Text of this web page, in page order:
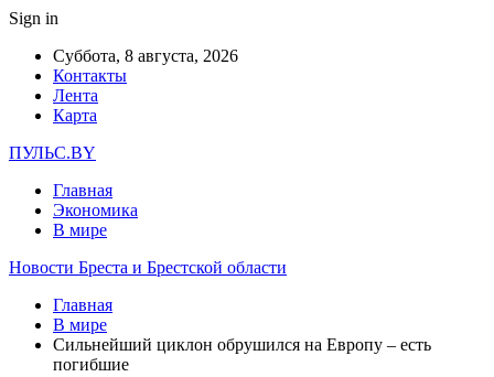
Sign in
Суббота, 8 августа, 2026
Контакты
Лента
Карта
ПУЛЬС.BY
Главная
Экономика
В мире
Новости Бреста и Брестской области
Главная
В мире
Сильнейший циклон обрушился на Европу – есть
погибшие